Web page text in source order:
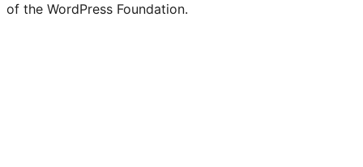
of the WordPress Foundation.